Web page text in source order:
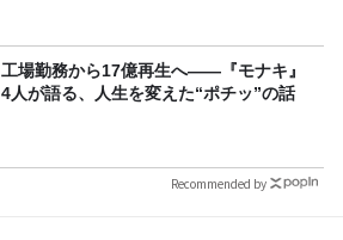
工場勤務から17億再生へ——『モナキ』
4人が語る、人生を変えた“ポチッ”の話
Recommended by